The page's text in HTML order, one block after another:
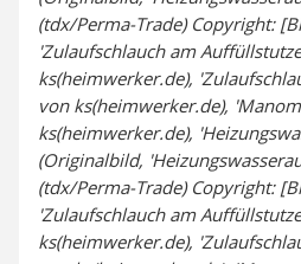
(tdx/Perma-Trade) Copyright:
'Zulaufschlauch am
ks(heimwerker.de),
von ks(heimwerker.de),
ks(heimwerker.de),
(Originalbild,
(tdx/Perma-Trade) Copyright:
'Zulaufschlauch am
ks(heimwerker.de),